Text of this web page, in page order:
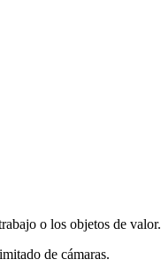
o los objetos de valor.
de cámaras.